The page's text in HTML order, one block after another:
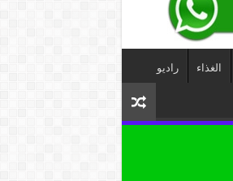
الغذاء راديو